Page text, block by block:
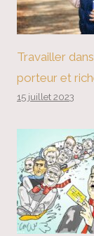
Travailler
porteur et
15 juillet 2023